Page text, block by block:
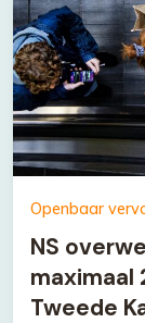
Openbaar
NS
maximaal
Tweede